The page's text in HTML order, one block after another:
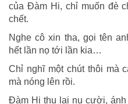
của Đàm Hi, chỉ muốn đè
chết.
Nghe cô xin tha, gọi tên
hết lần nọ tới lần kia…
Chỉ nghĩ một chút thôi mà
mà nóng lên rồi.
Đàm Hi thu lại nụ cười,